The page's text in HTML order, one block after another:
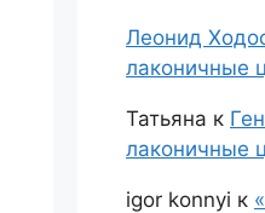
Леонид
лаконичные
Татьяна к
лаконичные
igor konnyi к